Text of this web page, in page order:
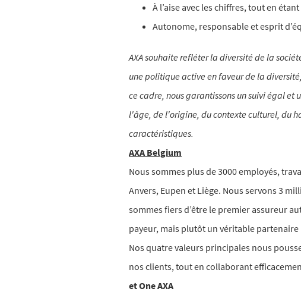
À l’aise avec les chiffres, tout en
Autonome, responsable et esprit
AXA souhaite refléter la diversité de la
une politique active en faveur de la
ce cadre, nous garantissons un suivi égal
l'âge, de l'origine, du contexte culturel, du
caractéristiques.
AXA Belgium
Nous sommes plus de 3000 employés,
Anvers, Eupen et Liège. Nous servons 3
sommes fiers d’être le premier assureur
payeur, mais plutôt un véritable
Nos quatre valeurs principales nous
nos clients, tout en collaborant
etOne AXA